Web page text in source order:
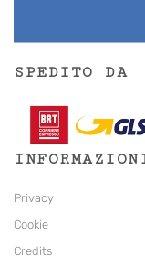
SPEDITO DA
Privacy
Cookie
Credits